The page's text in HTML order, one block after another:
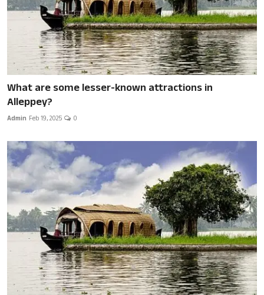
What are some lesser-known attractions in
Alleppey?
Admin Feb 19, 2025 0